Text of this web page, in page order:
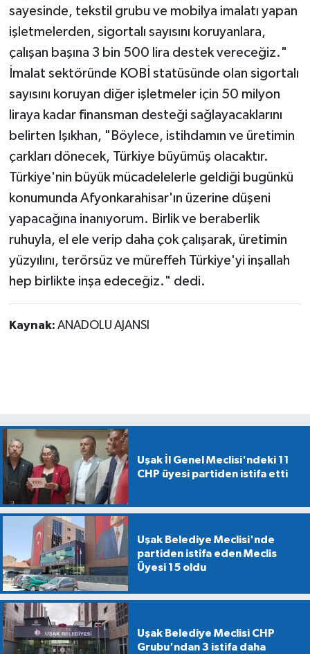
sayesinde, tekstil grubu ve mobilya imalatı yapan
işletmelerden, sigortalı sayısını koruyanlara,
çalışan başına 3 bin 500 lira destek vereceğiz."
İmalat sektöründe KOBİ statüsünde olan sigortalı
sayısını koruyan diğer işletmeler için 50 milyon
liraya kadar finansman desteği sağlayacaklarını
belirten Işıkhan, "Böylece, istihdamın ve üretimin
çarkları dönecek, Türkiye büyümüş olacaktır.
Türkiye'nin büyük mücadelelerle geldiği bugünkü
konumunda Afyonkarahisar'ın üzerine düşeni
yapacağına inanıyorum. Birlik ve beraberlik
ruhuyla, el ele verip daha çok çalışarak, üretimin
yüzyılını, terörsüz ve müreffeh Türkiye'yi inşallah
hep birlikte inşa edeceğiz." dedi.
Kaynak: ANADOLU AJANSI
Uşak İl Genel Meclisi'ndeki 11
CHP üyesi partiden istifa etti
Uşak Belediye Meclisi'nde
partiden istifa eden Meclis
Üyesi 15 oldu
Uşak Belediye Meclisi CHP
Grubu'ndan 3 istifa daha